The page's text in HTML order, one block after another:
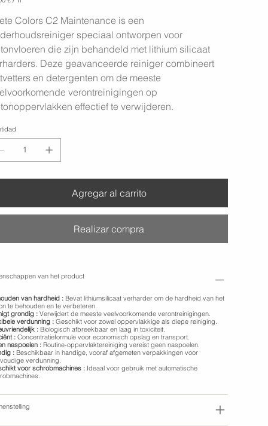
Colors C2 Maintenance is een
speciaal ontworpen voor
die zijn behandeld met lithium silicaat
Deze geavanceerde reiniger combineert
en detergenten om de meeste
verontreinigingen op
effectief te verwijderen.
Agregar al carrito
Realizar compra
van het product
van hardheid :Bevat lithiumsilicaat verharder om de hardheid van het
te behouden en te verbeteren.
grondig :Verwijdert de meeste veelvoorkomende verontreinigingen.
verdunning :Geschikt voor zowel oppervlakkige als diepe reiniging.
:Biologisch afbreekbaar en laag in toxiciteit.
:Concentratieformule voor economisch opslag en transport.
naspoelen :Routine-oppervlaktereiniging vereist geen naspoelen.
:Beschikbaar in handige, vooraf afgemeten verpakkingen voor
verdunning.
voor schrobmachines :Ideaal voor gebruik met automatische